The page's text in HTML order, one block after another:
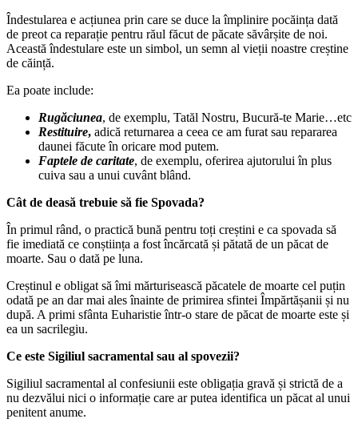
Îndestularea e acțiunea prin care se duce la împlinire pocăința dată
de preot ca reparație pentru răul făcut de păcate săvârșite de noi.
Această îndestulare este un simbol, un semn al vieții noastre creștine
de căință.
Ea poate include:
Rugăciunea, de exemplu, Tatăl Nostru, Bucură-te Marie…etc
Restituire, adică returnarea a ceea ce am furat sau repararea
daunei făcute în oricare mod putem.
Faptele de caritate, de exemplu, oferirea ajutorului în plus
cuiva sau a unui cuvânt blând.
Cât de deasă trebuie să fie Spovada?
În primul rând, o practică bună pentru toți creștini e ca spovada să
fie imediată ce conștiința a fost încărcată și pătată de un păcat de
moarte. Sau o dată pe luna.
Creștinul e obligat să îmi mărturisească păcatele de moarte cel puțin
odată pe an dar mai ales înainte de primirea sfintei Împărtășanii și nu
după. A primi sfânta Euharistie într-o stare de păcat de moarte este și
ea un sacrilegiu.
Ce este Sigiliul sacramental sau al spovezii?
Sigiliul sacramental al confesiunii este obligația gravă și strictă de a
nu dezvălui nici o informație care ar putea identifica un păcat al unui
penitent anume.